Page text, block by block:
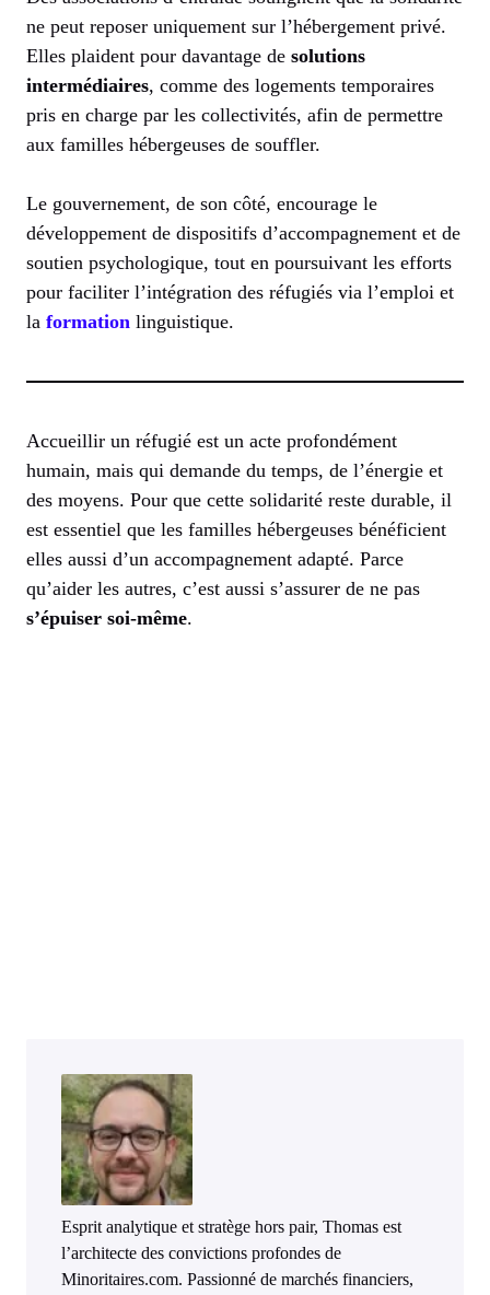
ne peut reposer uniquement sur l’hébergement privé.
Elles plaident pour davantage de solutions
intermédiaires, comme des logements temporaires
pris en charge par les collectivités, afin de permettre
aux familles hébergeuses de souffler.
Le gouvernement, de son côté, encourage le
développement de dispositifs d’accompagnement et de
soutien psychologique, tout en poursuivant les efforts
pour faciliter l’intégration des réfugiés via l’emploi et
la formation linguistique.
Accueillir un réfugié est un acte profondément
humain, mais qui demande du temps, de l’énergie et
des moyens. Pour que cette solidarité reste durable, il
est essentiel que les familles hébergeuses bénéficient
elles aussi d’un accompagnement adapté. Parce
qu’aider les autres, c’est aussi s’assurer de ne pas
s’épuiser soi-même.
Esprit analytique et stratège hors pair, Thomas est
l’architecte des convictions profondes de
Minoritaires.com. Passionné de marchés financiers,